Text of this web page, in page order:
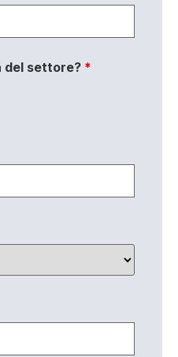
del settore? *